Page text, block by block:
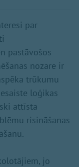
par
pastāvošos
nozare ir
trūkumu
loģikas
attīsta
risināšanas
jo